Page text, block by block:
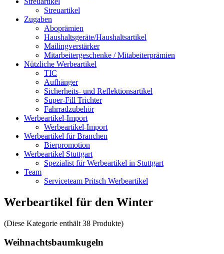
Streuartikel
Zugaben
Aboprämien
Haushaltsgeräte/Haushaltsartikel
Mailingverstärker
Mitarbeitergeschenke / Mitabeiterprämien
Nützliche Werbeartikel
TIC
Aufhänger
Sicherheits- und Reflektionsartikel
Super-Fill Trichter
Fahrradzubehör
Werbeartikel-Import
Werbeartikel-Import
Werbeartikel für Branchen
Bierpromotion
Werbeartikel Stuttgart
Spezialist für Werbeartikel in Stuttgart
Team
Serviceteam Pritsch Werbeartikel
Werbeartikel für den Winter
(Diese Kategorie enthält 38 Produkte)
Weihnachtsbaumkugeln